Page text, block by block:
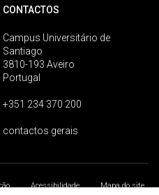
CONTACTOS
Campus Universitário de
Santiago
3810-193 Aveiro
Portugal
+351 234 370 200
contactos gerais
Acessibilidade
Mapa do site